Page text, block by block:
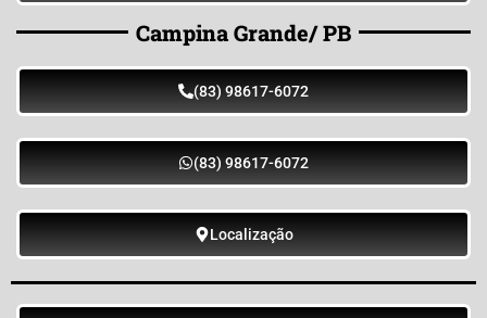
Campina Grande/ PB
(83) 98617-6072
(83) 98617-6072
Localização